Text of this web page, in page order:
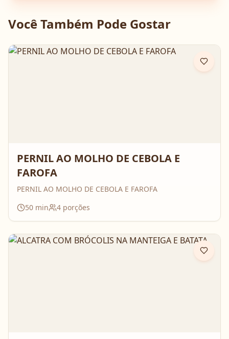
Você Também Pode Gostar
PERNIL AO MOLHO DE CEBOLA E
FAROFA
PERNIL AO MOLHO DE CEBOLA E FAROFA
50 min 4 porções